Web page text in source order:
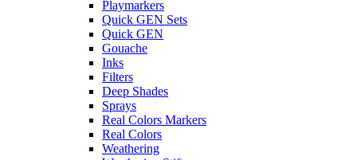
Playmarkers
Quick GEN Sets
Quick GEN
Gouache
Inks
Filters
Deep Shades
Sprays
Real Colors Markers
Real Colors
Weathering